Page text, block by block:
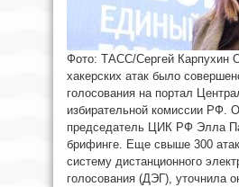
Фото: ТАСС/Сергей Карпухин
хакерских атак было
голосования на портал
избирательной комиссии РФ.
председатель ЦИК РФ Элла
брифинге. Еще свыше 300
систему дистанционного
голосования (ДЭГ), уточнила